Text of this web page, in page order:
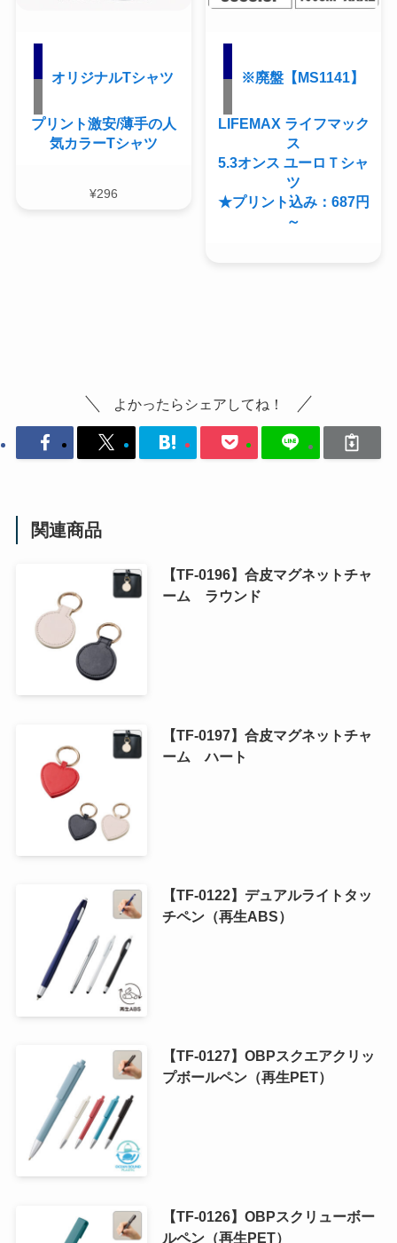
オリジナルTシャツ
プリント激安/薄手の人
気カラーTシャツ
¥296
※廃盤【MS1141】
LIFEMAX ライフマック
ス
5.3オンス ユーロＴシャ
ツ
★プリント込み：687円
～
よかったらシェアしてね！
関連商品
【TF-0196】合皮マグネットチャ
ーム ラウンド
【TF-0197】合皮マグネットチャ
ーム ハート
【TF-0122】デュアルライトタッ
チペン（再生ABS）
【TF-0127】OBPスクエアクリッ
プボールペン（再生PET）
【TF-0126】OBPスクリューボー
ルペン（再生PET）